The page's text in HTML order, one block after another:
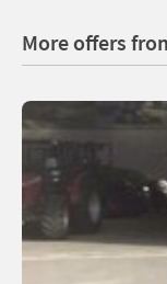
More offers